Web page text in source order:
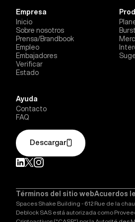
Empresa
Inicio
Sobre nosotros
Prensa/Brandbook
Empleo
Embajadores
Verificar
Estado
Ayuda
Contacto
FAQ
Descargar
Términos del sitio webAcuerdos
Spaces Shake Building - 612 Rue de la
Deblock SAS está autorizada como